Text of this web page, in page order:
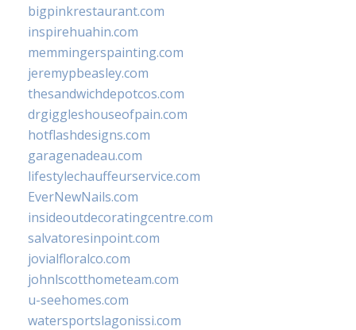
bigpinkrestaurant.com
inspirehuahin.com
memmingerspainting.com
jeremypbeasley.com
thesandwichdepotcos.com
drgiggleshouseofpain.com
hotflashdesigns.com
garagenadeau.com
lifestylechauffeurservice.com
EverNewNails.com
insideoutdecoratingcentre.com
salvatoresinpoint.com
jovialfloralco.com
johnlscotthometeam.com
u-seehomes.com
watersportslagonissi.com